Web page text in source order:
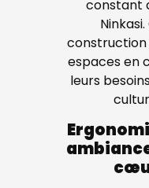
constant
construction
espaces en
leurs